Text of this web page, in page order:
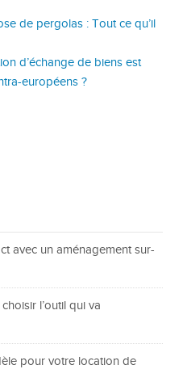
de pergolas : Tout ce qu’il
d’échange de biens est
européens ?
avec un aménagement sur-
l’outil qui va
pour votre location de